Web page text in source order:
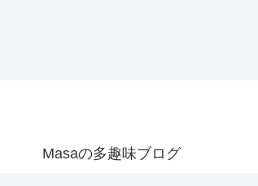
Masaの多趣味ブログ